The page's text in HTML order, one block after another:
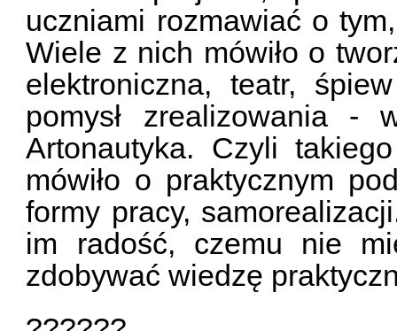
uczniami rozmawiać o
Wiele z nich mówiło o
elektroniczna, teatr,
pomysł zrealizowania -
Artonautyka. Czyli
mówiło o praktycznym
formy pracy,
im radość, czemu nie
zdobywać wiedzę